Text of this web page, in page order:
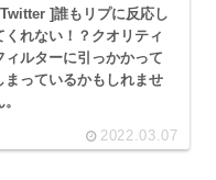
]誰もリプに反応し
くれない！？クオリティ
ィルターに引っかかって
まっているかもしれませ
2022.03.07